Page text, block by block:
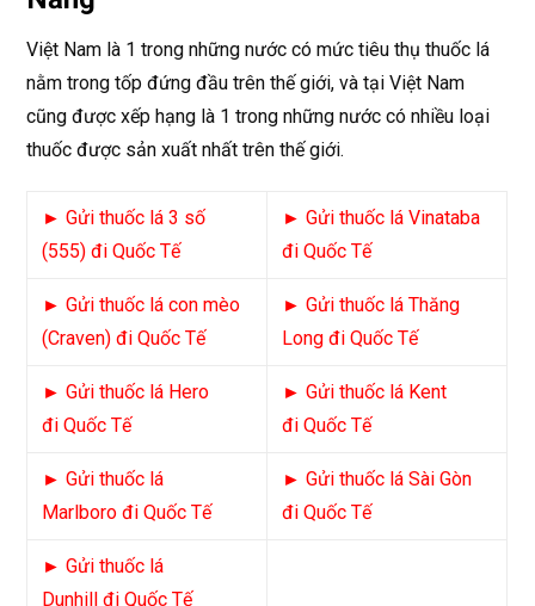
Việt Nam là 1 trong những nước có mức tiêu thụ thuốc lá
nằm trong tốp đứng đầu trên thế giới, và tại Việt Nam
cũng được xếp hạng là 1 trong những nước có nhiều loại
thuốc được sản xuất nhất trên thế giới.
► Gửi thuốc lá 3 số
(555) đi Quốc Tế
► Gửi thuốc lá Vinataba
đi Quốc Tế
► Gửi thuốc lá con mèo
(Craven) đi Quốc Tế
► Gửi thuốc lá Thăng
Long đi Quốc Tế
► Gửi thuốc lá Hero
đi Quốc Tế
► Gửi thuốc lá Kent
đi Quốc Tế
► Gửi thuốc lá
Marlboro đi Quốc Tế
► Gửi thuốc lá Sài Gòn
đi Quốc Tế
► Gửi thuốc lá
Dunhill đi Quốc Tế